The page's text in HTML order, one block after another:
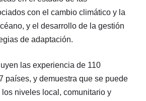
con el cambio climático y la
y el desarrollo de la gestión
de adaptación.
las experiencia de 110
países, y demuestra que se puede
los niveles local, comunitario y